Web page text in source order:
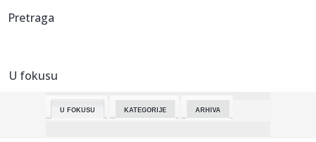
23:49:
23:47:
KAKAV BI TO TANDEM BIO?! Janis i Bogdan Bogdanović u
Pretraga
U fokusu
U FOKUSU KATEGORIJE ARHIVA